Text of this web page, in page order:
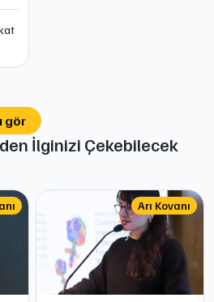
gör
İlginizi Çekebilecek
Arı Kovanı